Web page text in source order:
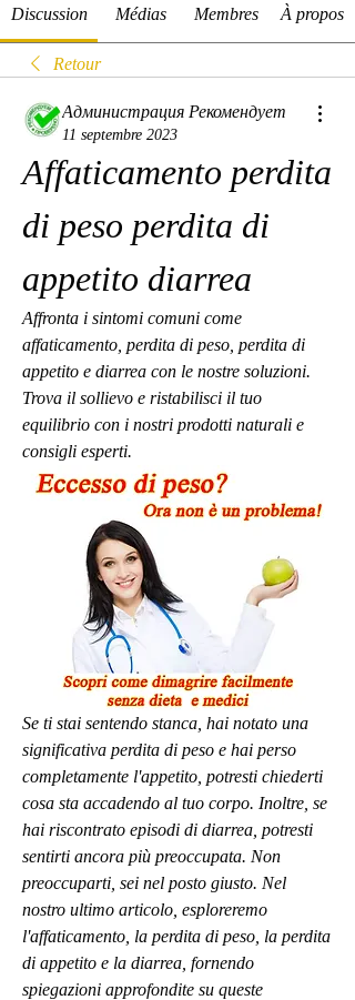
Discussion Médias Membres À propos
Retour
Администрация Рекомендует
11 septembre 2023
Affaticamento perdita
di peso perdita di
appetito diarrea
Affronta i sintomi comuni come
affaticamento, perdita di peso, perdita di
appetito e diarrea con le nostre soluzioni.
Trova il sollievo e ristabilisci il tuo
equilibrio con i nostri prodotti naturali e
consigli esperti.
Se ti stai sentendo stanca, hai notato una
significativa perdita di peso e hai perso
completamente l'appetito, potresti chiederti
cosa sta accadendo al tuo corpo. Inoltre, se
hai riscontrato episodi di diarrea, potresti
sentirti ancora più preoccupata. Non
preoccuparti, sei nel posto giusto. Nel
nostro ultimo articolo, esploreremo
l'affaticamento, la perdita di peso, la perdita
di appetito e la diarrea, fornendo
spiegazioni approfondite su queste